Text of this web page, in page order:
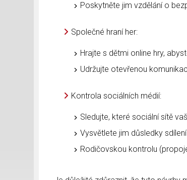
Poskytněte jim vzdělání o
Společné hraní her:
Hrajte s dětmi online hry,
Udržujte otevřenou
Kontrola sociálních médií:
Sledujte, které sociální sítě
Vysvětlete jim důsledky
Rodičovskou kontrolu